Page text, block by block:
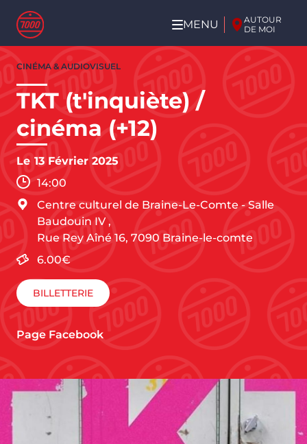
Aller au contenu principal
MENU
AUTOUR
DE MOI
contenu
principal
CINÉMA & AUDIOVISUEL
TKT (t'inquiète) /
cinéma (+12)
Le 13 Février 2025
14:00
Centre culturel de Braine-Le-Comte - Salle
Baudouin IV,
Rue Rey Aîné 16, 7090 Braine-le-comte
6.00€
BILLETTERIE
Page Facebook